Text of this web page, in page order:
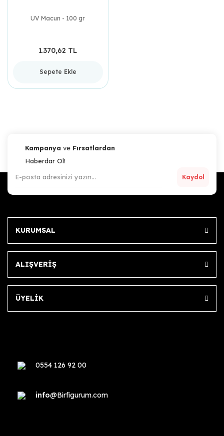
UV Macun - 100 gr
1.370,62 TL
Sepete Ekle
Kampanya ve Fırsatlardan
Haberdar Ol!
Kaydol
KURUMSAL
ALIŞVERİŞ
ÜYELİK
0554 126 92 00
info@Birfigurum.com